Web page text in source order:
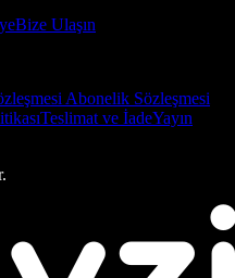
Bize Ulaşın
Abonelik Sözleşmesi
Teslimat ve İadeYayın